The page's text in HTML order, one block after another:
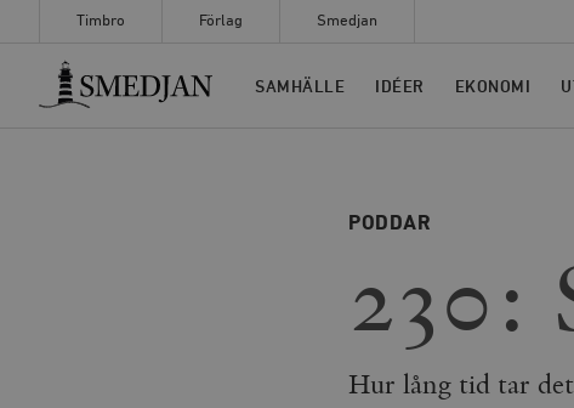
Timbro Förlag Smedjan
Timbro
SAMHÄLLE IDÉER EKONOMI
PODDAR
230:
Hur lång tid tar